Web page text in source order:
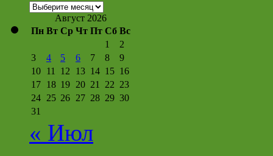
Архив
Август 2026
Пн Вт Ср Чт Пт Сб Вс
1
2
3
4 5 6 7 8
9
10 11 12 13 14 15 16
17 18 19 20 21 22 23
24 25 26 27 28 29 30
31
« Июл